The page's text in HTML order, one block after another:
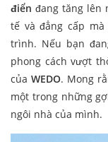
điểnđang tăng lên
tế và đẳng cấp
trình. Nếu bạn
phong cách vượt
của WEDO. Mong
một trong những
ngôi nhà của mình.